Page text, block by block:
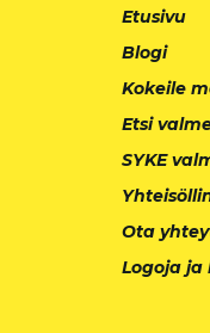
Etusivu
Blogi
Kokeile
Etsi
SYKE
Ota
Logoja ja